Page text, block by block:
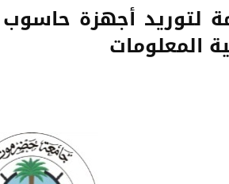
لتوريد أجهزة
المعلومات